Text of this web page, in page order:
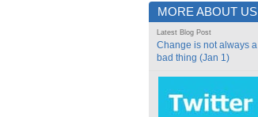
MORE ABOUT US
Latest Blog Post
Change is not always a
bad thing (Jan 1)